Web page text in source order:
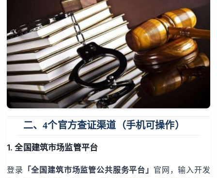
二、4个官方查证渠道（手机可操作）
1. 全国建筑市场监管平台
登录 「全国建筑市场监管公共服务平台」 官网，输入开发